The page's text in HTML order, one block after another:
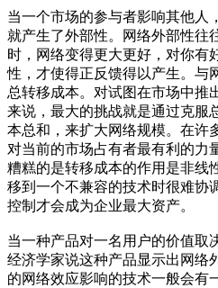
当一个市场的参与者影响其他人
就产生了外部性。网络外部性往
时，网络变得更大更好，对你有
性，才使得正反馈得以产生。与
总转移成本。对试图在市场中推
来说，最大的挑战就是通过克服
本总和，来扩大网络规模。在许
对当前的市场占有者最有利的力
糟糕的是转移成本的作用是非线
移到一个不兼容的技术时很难协
控制才会成为企业最大资产。
当一种产品对一名用户的价值取
经济学家说这种产品显示出网络
的网络效应影响的技术一般会有